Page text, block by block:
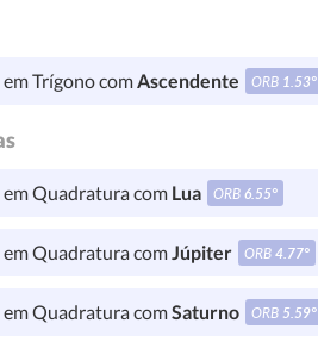
em Trígono comAscendente ORB 1.53°
em Quadratura com Lua ORB6.55°
em Quadratura comJúpiter ORB4.77°
em Quadratura comSaturno ORB 5.59°